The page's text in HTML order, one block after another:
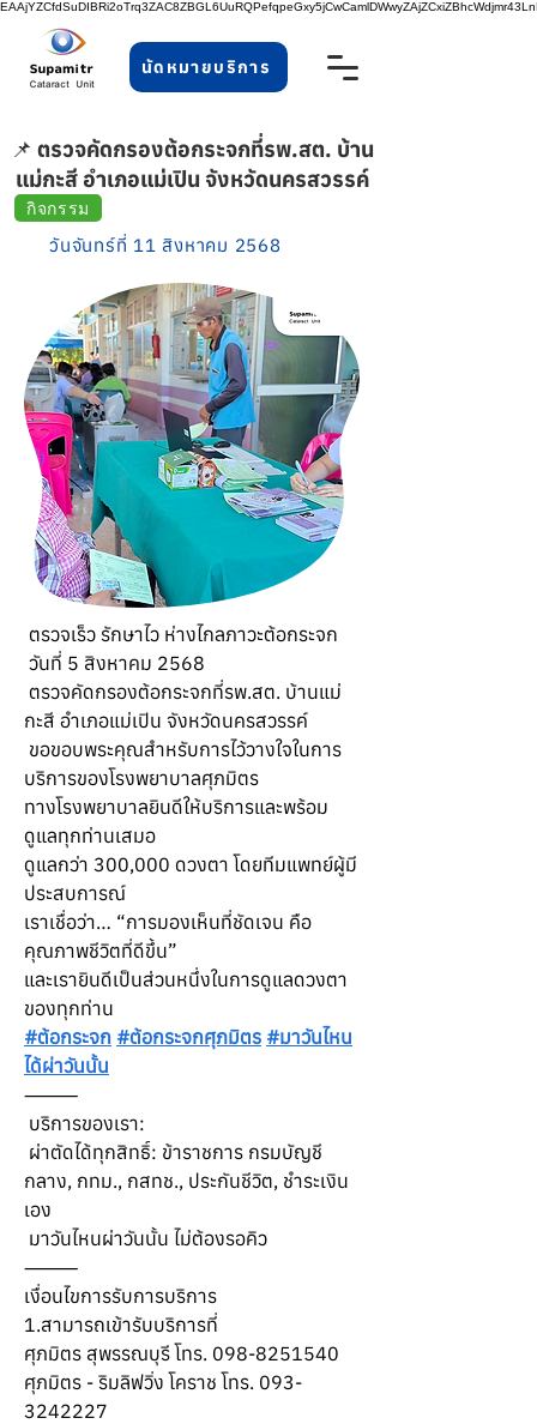
นัดหมายบริการ
📌 ตรวจคัดกรองต้อกระจกที่รพ.สต. บ้าน
แม่กะสี อำเภอแม่เปิน จังหวัดนครสวรรค์
กิจกรรม
วันจันทร์ที่ 11 สิงหาคม 2568
ตรวจเร็ว รักษาไว ห่างไกลภาวะต้อกระจก
วันที่ 5 สิงหาคม 2568
ตรวจคัดกรองต้อกระจกที่รพ.สต. บ้านแม่
กะสี อำเภอแม่เปิน จังหวัดนครสวรรค์
ขอขอบพระคุณสำหรับการไว้วางใจในการ
บริการของโรงพยาบาลศุภมิตร
ทางโรงพยาบาลยินดีให้บริการและพร้อม
ดูแลทุกท่านเสมอ
ดูแลกว่า 300,000 ดวงตา โดยทีมแพทย์ผู้มี
ประสบการณ์
เราเชื่อว่า… “การมองเห็นที่ชัดเจน คือ
คุณภาพชีวิตที่ดีขึ้น”
และเรายินดีเป็นส่วนหนึ่งในการดูแลดวงตา
ของทุกท่าน
#ต้อกระจก #ต้อกระจกศุภมิตร #มาวันไหน
ได้ผ่าวันนั้น
⸻
บริการของเรา:
ผ่าตัดได้ทุกสิทธิ์: ข้าราชการ กรมบัญชี
กลาง, กทม., กสทช., ประกันชีวิต, ชำระเงิน
เอง
มาวันไหนผ่าวันนั้น ไม่ต้องรอคิว
⸻
เงื่อนไขการรับการบริการ
1.สามารถเข้ารับบริการที่
ศุภมิตร สุพรรณบุรี โทร. 098-8251540
ศุภมิตร - ริมลิฟวิ่ง โคราช โทร. 093-
3242227